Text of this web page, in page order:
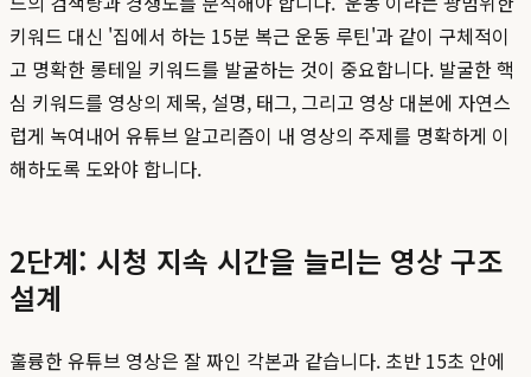
키워드 대신 '집에서 하는 15분 복근 운동 루틴'과 같이 구체적이
고 명확한 롱테일 키워드를 발굴하는 것이 중요합니다. 발굴한 핵
심 키워드를 영상의 제목, 설명, 태그, 그리고 영상 대본에 자연스
럽게 녹여내어 유튜브 알고리즘이 내 영상의 주제를 명확하게 이
해하도록 도와야 합니다.
2단계: 시청 지속 시간을 늘리는 영상 구조
설계
훌륭한 유튜브 영상은 잘 짜인 각본과 같습니다. 초반 15초 안에